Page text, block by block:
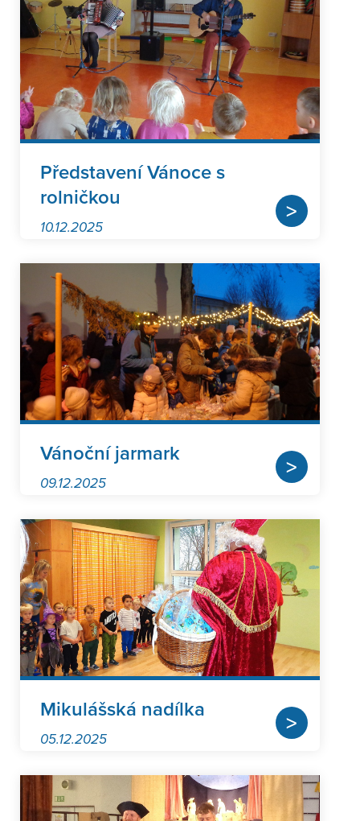
Představení Vánoce s
rolničkou
10.12.2025
>
Vánoční jarmark
09.12.2025
>
Mikulášská nadílka
05.12.2025
>